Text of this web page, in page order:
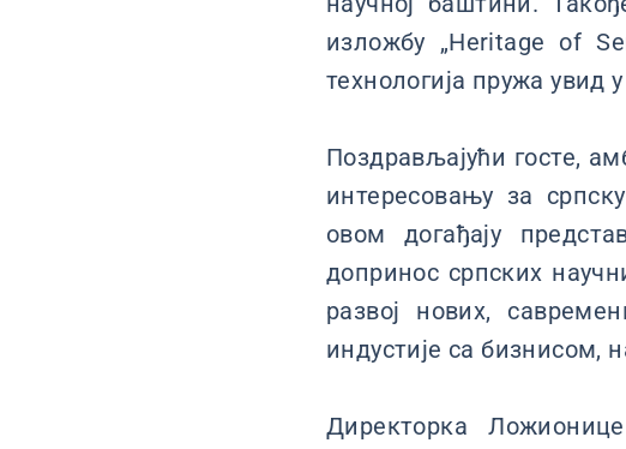
изложбу „Heritage of
технологија пружа увид
Поздрављајући госте,
интересовању за
овом догађају
допринос српских
развој нових,
индустије са бизнисом,
Директорка